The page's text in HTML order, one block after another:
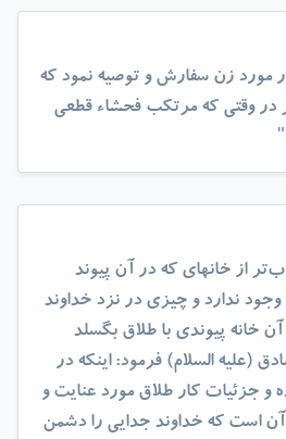
مورد زن سفارش و توصیه نمود که
در وقتی که مرتکب فحشاء قطعی
از خانه­ای که در آن پیوند
ندارد و چیزی در نزد خداوند
خانه پیوندی با طلاق بگسلد
(علیه السلام) فرمود: اینکه در
و جزئیات کار طلاق مورد عنایت و
آن است که خداوند جدایی را دشمن